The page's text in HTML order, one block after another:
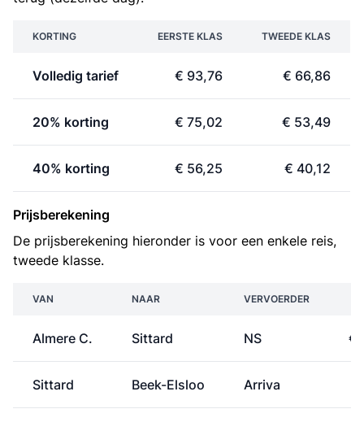
KORTING EERSTE KLAS TWEEDE KLAS
Volledig tarief € 93,76 € 66,86
20% korting € 75,02 € 53,49
40% korting € 56,25 € 40,12
Prijsberekening
De prijsberekening hieronder is voor een enkele reis,
tweede klasse.
VAN NAAR VERVOERDER
Almere C. Sittard NS €
Sittard Beek-Elsloo Arriva